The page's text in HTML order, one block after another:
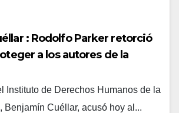
: Rodolfo Parker retorció
a los autores de la
jesuitas
Instituto de Derechos Humanos de la
Benjamín Cuéllar, acusó hoy al...